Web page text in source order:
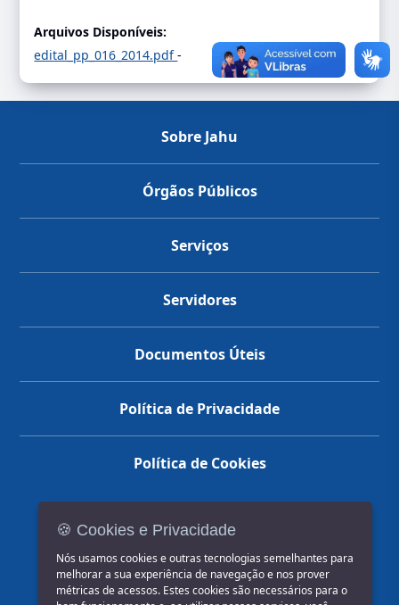
Arquivos Disponíveis:
edital_pp_016_2014.pdf-
Sobre Jahu
Órgãos Públicos
Serviços
Servidores
Documentos Úteis
Política de Privacidade
Política de Cookies
🍪 Cookies e Privacidade
Nós usamos cookies e outras tecnologias semelhantes para
melhorar a sua experiência de navegação e nos prover
métricas de acessos. Estes cookies são necessários para o